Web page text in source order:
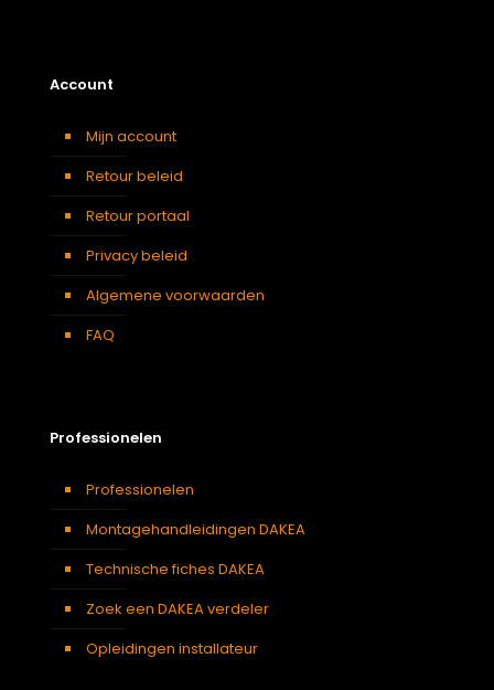
Account
Mijn account
Retour beleid
Retour portaal
Privacy beleid
Algemene voorwaarden
FAQ
Professionelen
Professionelen
Montagehandleidingen DAKEA
Technische fiches DAKEA
Zoek een DAKEA verdeler
Opleidingen installateur